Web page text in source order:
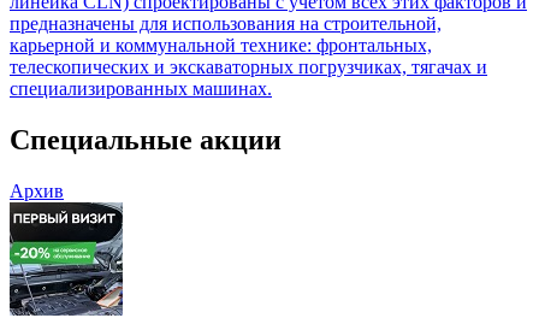
предназначены для использования на строительной,
карьерной и коммунальной технике: фронтальных,
телескопических и экскаваторных погрузчиках, тягачах и
специализированных машинах.
Специальные акции
Архив